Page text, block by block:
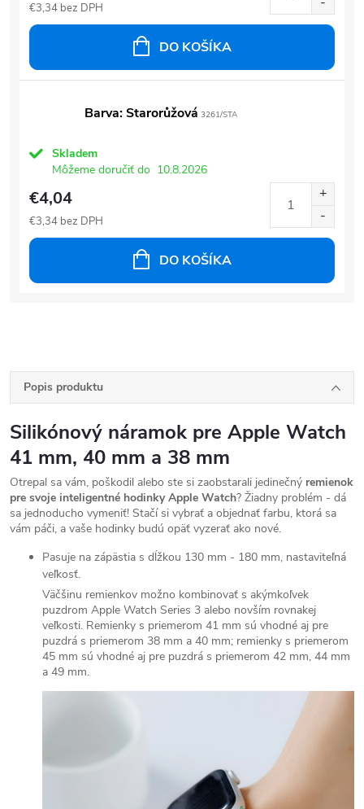
€3,34 bez DPH
DO KOŠÍKA
Barva: Starorůžová 3261/STA
Skladem
Môžeme doručiť do 10.8.2026
€4,04
€3,34 bez DPH
DO KOŠÍKA
Popis produktu
Silikónový náramok pre Apple Watch
41 mm, 40 mm a 38 mm
Otrepal sa vám, poškodil alebo ste si zaobstarali jedinečný remienok
pre svoje inteligentné hodinky Apple Watch? Žiadny problém - dá
sa jednoducho vymeniť! Stačí si vybrať a objednať farbu, ktorá sa
vám páči, a vaše hodinky budú opäť vyzerať ako nové.
Pasuje na zápästia s dĺžkou 130 mm - 180 mm, nastaviteľná
veľkosť.
Väčšinu remienkov možno kombinovať s akýmkoľvek
puzdrom Apple Watch Series 3 alebo novším rovnakej
veľkosti. Remienky s priemerom 41 mm sú vhodné aj pre
puzdrá s priemerom 38 mm a 40 mm; remienky s priemerom
45 mm sú vhodné aj pre puzdrá s priemerom 42 mm, 44 mm
a 49 mm.